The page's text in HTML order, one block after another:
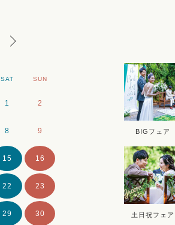
SAT SUN
1 2
8 9
15 16
22 23
29 30
MON
7
14
21
28
BIGフェア
土日祝フェア